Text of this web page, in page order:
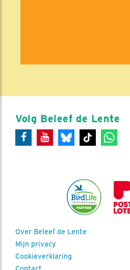
Volg Beleef de Lente
Over Beleef de Lente
Mijn privacy
Cookieverklaring